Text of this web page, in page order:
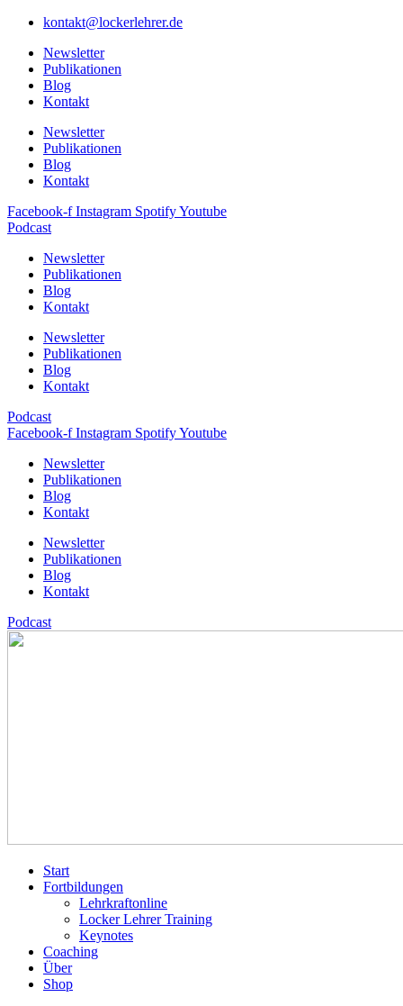
kontakt@lockerlehrer.de
Newsletter
Publikationen
Blog
Kontakt
Newsletter
Publikationen
Blog
Kontakt
Facebook-f Instagram SpotifyYoutube
Podcast
Newsletter
Publikationen
Blog
Kontakt
Newsletter
Publikationen
Blog
Kontakt
Podcast
Facebook-f Instagram SpotifyYoutube
Newsletter
Publikationen
Blog
Kontakt
Newsletter
Publikationen
Blog
Kontakt
Podcast
Start
Fortbildungen
Lehrkraftonline
Locker Lehrer Training
Keynotes
Coaching
Über
Shop